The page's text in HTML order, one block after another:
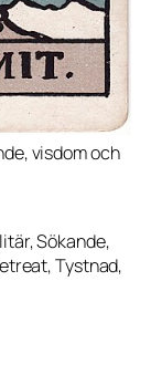
visdom och
Sökande,
Tystnad,